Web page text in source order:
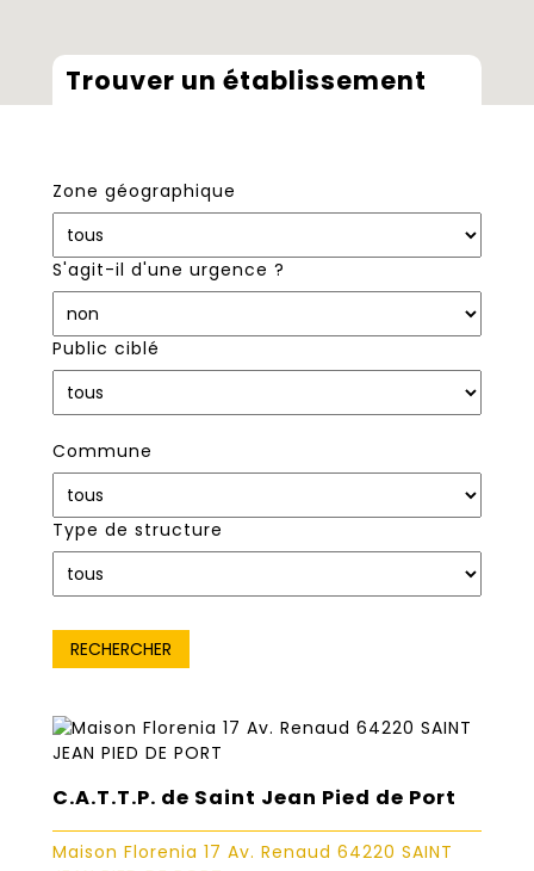
Trouver un établissement
Zone géographique
S'agit-il d'une urgence ?
Public ciblé
Commune
Type de structure
C.A.T.T.P. de Saint Jean Pied de Port
Maison Florenia 17 Av. Renaud 64220 SAINT